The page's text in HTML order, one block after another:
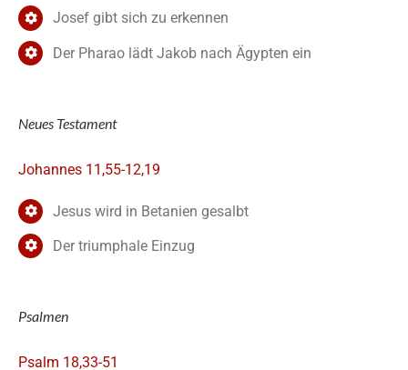
Josef gibt sich zu erkennen
Der Pharao lädt Jakob nach Ägypten ein
Neues Testament
Johannes 11,55-12,19
Jesus wird in Betanien gesalbt
Der triumphale Einzug
Psalmen
Psalm 18,33-51